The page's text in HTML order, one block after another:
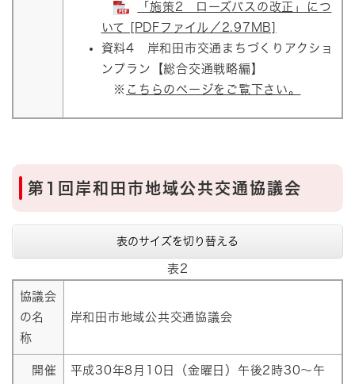
「施策2 ローズバスの改正」につ
いて [PDFファイル／2.97MB]
資料4 岸和田市交通まちづくりアクショ
ンプラン【総合交通戦略編】
※ こちらのページをご覧下さい。
第1回岸和田市地域公共交通協議会
表のサイズを切り替える
表2
協議会
の名
称
岸和田市地域公共交通協議会
開催
平成30年8月10日（金曜日）午後2時30～午